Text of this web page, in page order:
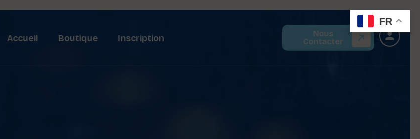
Accueil Boutique Inscription
Nous
Contacter
FR